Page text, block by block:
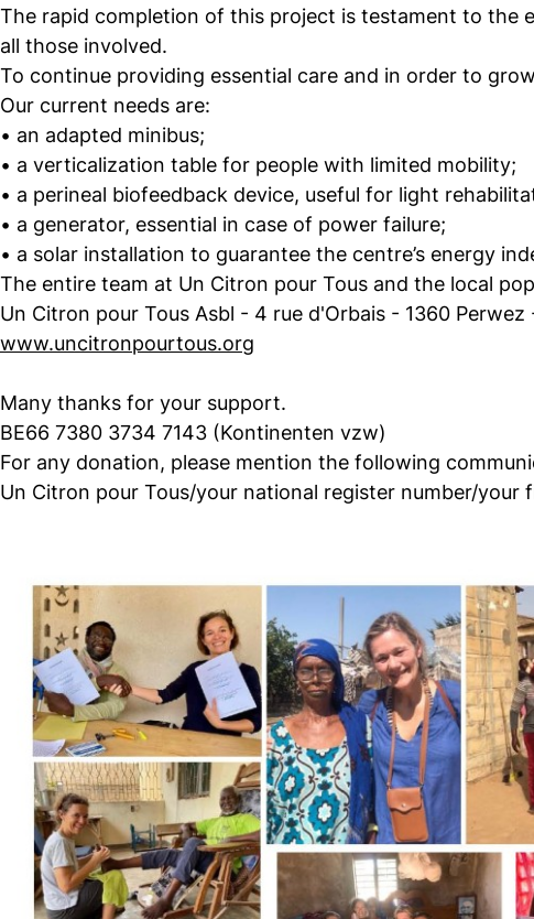
The rapid completion of this project is testament to
all those involved.
To continue providing essential care and in order to
Our current needs are:
• an adapted minibus;
• a verticalization table for people with limited mobility;
• a perineal biofeedback device, useful for light
• a generator, essential in case of power failure;
• a solar installation to guarantee the centre’s energy
The entire team at Un Citron pour Tous and the local
Un Citron pour Tous Asbl - 4 rue d'Orbais - 1360 Perwez
www.uncitronpourtous.org
Many thanks for your support.
BE66 7380 3734 7143 (Kontinenten vzw)
For any donation, please mention the following
Un Citron pour Tous/your national register number/your